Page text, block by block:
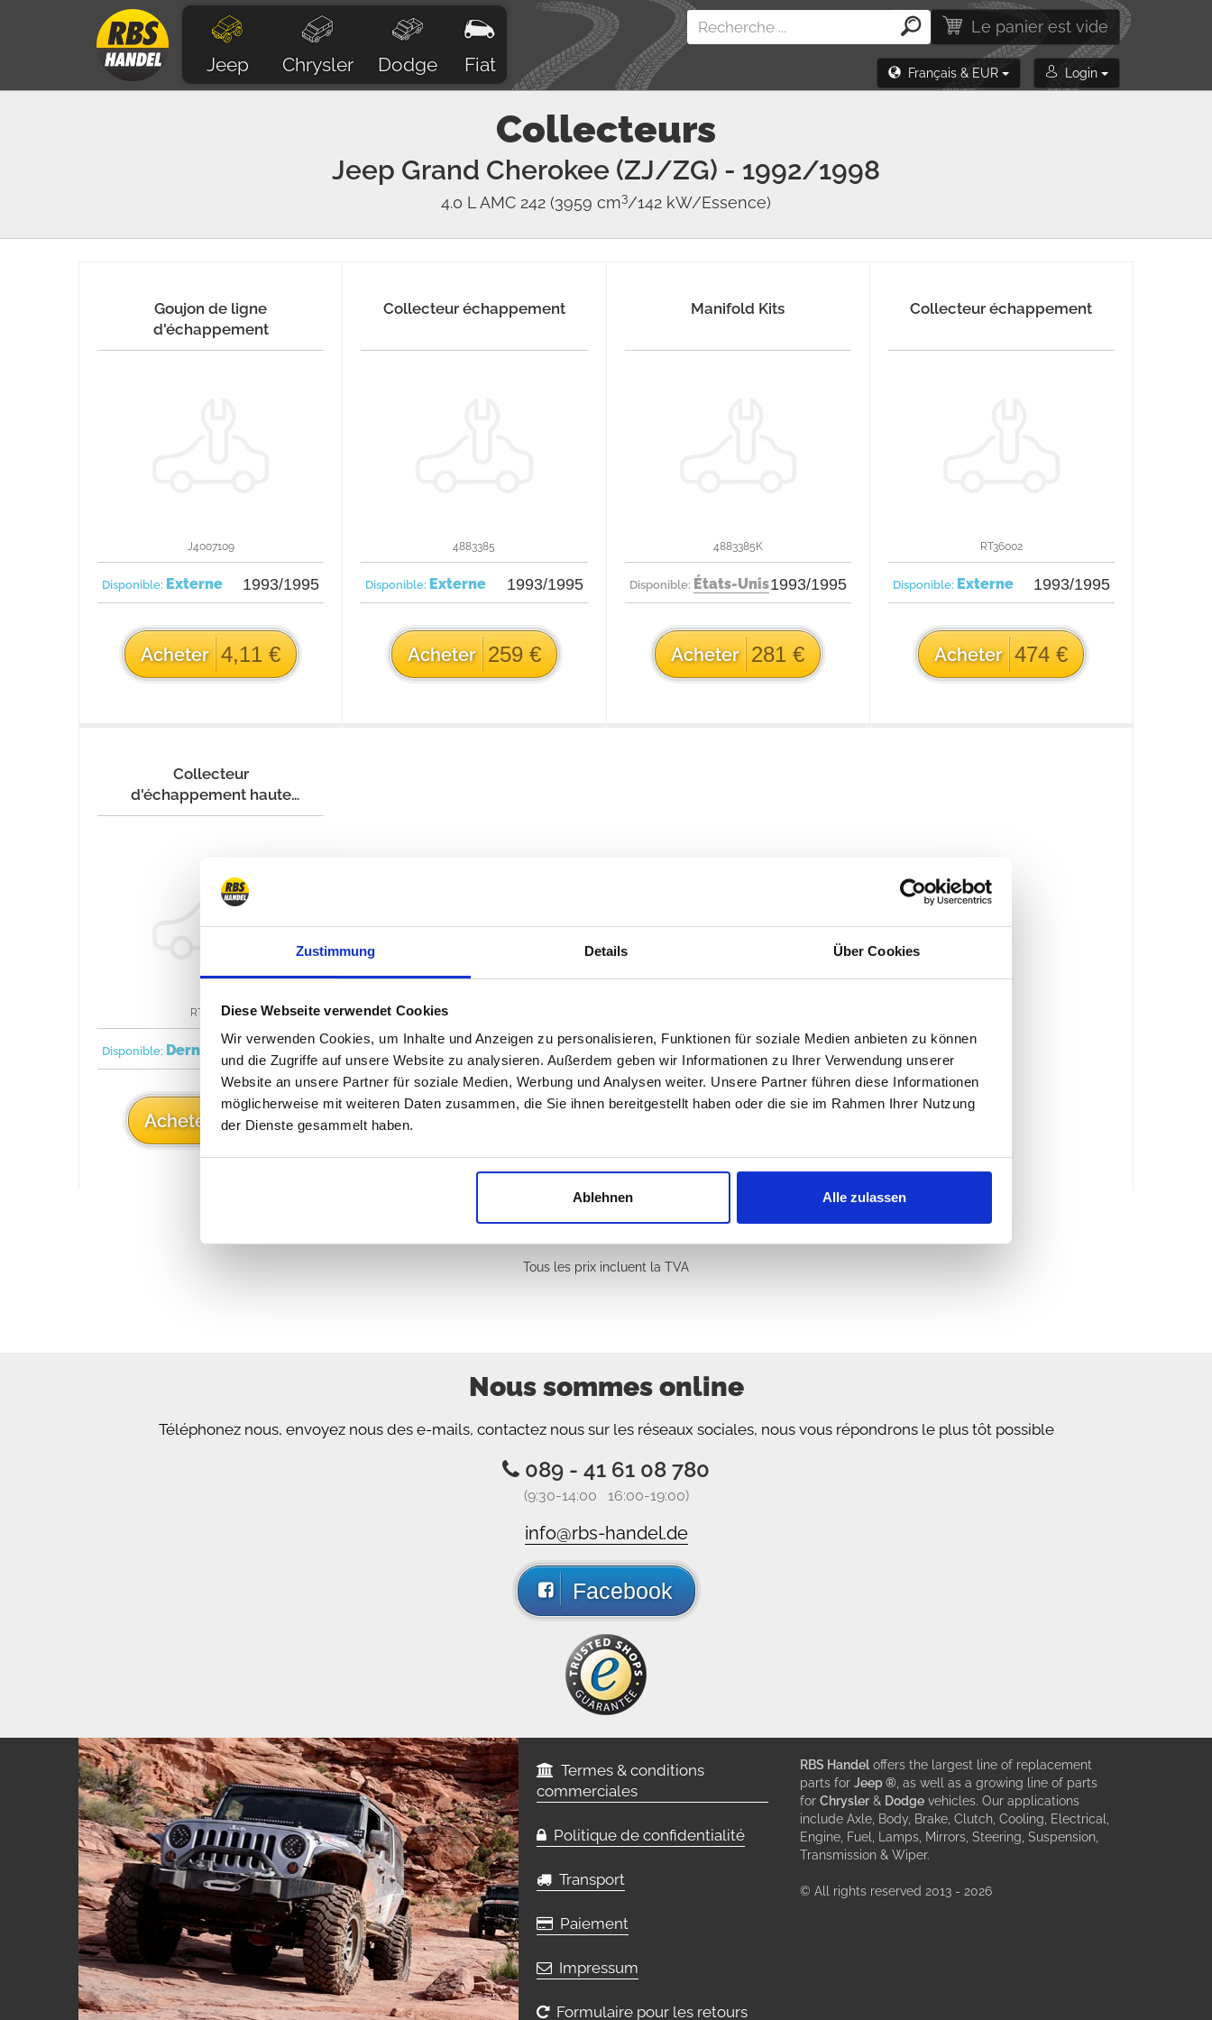
Zustimmung Details Über Cookies
Diese Webseite verwendet Cookies
Wir verwenden Cookies, um Inhalte und Anzeigen zu personalisieren, Funktionen für soziale Medien anbieten zu können
und die Zugriffe auf unsere Website zu analysieren. Außerdem geben wir Informationen zu Ihrer Verwendung unserer
Website an unsere Partner für soziale Medien, Werbung und Analysen weiter. Unsere Partner führen diese Informationen
möglicherweise mit weiteren Daten zusammen, die Sie ihnen bereitgestellt haben oder die sie im Rahmen Ihrer Nutzung
der Dienste gesammelt haben.
Ablehnen Alle zulassen
Jeep Chrysler Dodge Fiat
Le panier est vide
Français & EUR Login
Collecteurs
Jeep Grand Cherokee (ZJ/ZG) - 1992/1998
4.0 L AMC 242 (3959 cm3/142 kW/Essence)
Goujon de ligne
d'échappement
J4007109
Disponible: Externe 1993/1995
Acheter 4,11 €
Collecteur échappement
4883385
Disponible: Externe 1993/1995
Acheter 259 €
Manifold Kits
4883385K
Disponible: États-Unis1993/1995
Acheter 281 €
Collecteur échappement
RT36002
Disponible: Externe 1993/1995
Acheter 474 €
Collecteur
d'échappement haute
performance
RT36001
Disponible: Dernier!
Acheter 495 €
Tous les prix incluent la TVA
Nous sommes online
Téléphonez nous, envoyez nous des e-mails, contactez nous sur les réseaux sociales, nous vous répondrons le plus tôt possible
089 - 41 61 08 780
(9:30-14:00 16:00-19:00)
info@rbs-handel.de
Facebook
Termes & conditions
commerciales
Politique de confidentialité
Transport
Paiement
Impressum
Formulaire pour les retours
RBS Handel offers the largest line of replacement
parts for Jeep ® , as well as a growing line of parts
for Chrysler & Dodge vehicles. Our applications
include Axle, Body, Brake, Clutch, Cooling, Electrical,
Engine, Fuel, Lamps, Mirrors, Steering, Suspension,
Transmission & Wiper.
© All rights reserved 2013 - 2026